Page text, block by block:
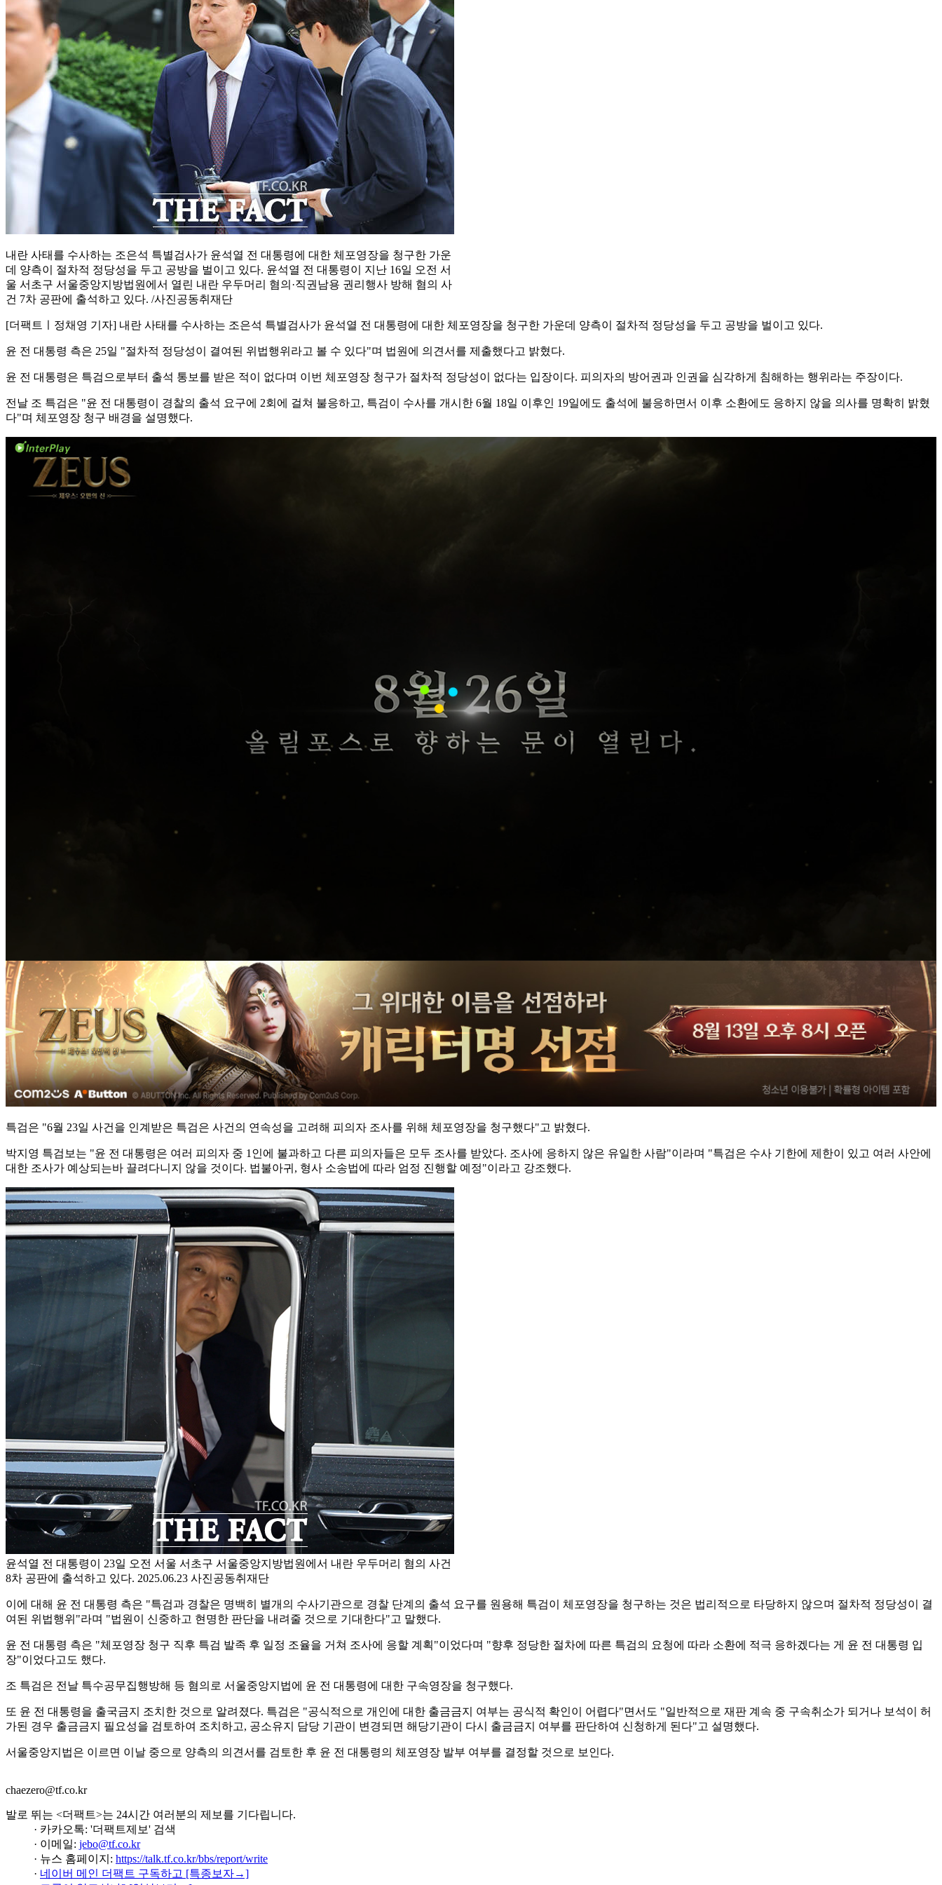
내란 사태를 수사하는 조은석 특별검사가 윤석열 전 대통령에 대한 체포영장을 청구한 가운
데 양측이 절차적 정당성을 두고 공방을 벌이고 있다. 윤석열 전 대통령이 지난 16일 오전 서
울 서초구 서울중앙지방법원에서 열린 내란 우두머리 혐의·직권남용 권리행사 방해 혐의 사
건 7차 공판에 출석하고 있다. /사진공동취재단
[더팩트ㅣ정채영 기자] 내란 사태를 수사하는 조은석 특별검사가 윤석열 전 대통령에 대한 체포영장을 청구한 가운데 양측이 절차적 정당성을 두고 공방을 벌이고 있다.
윤 전 대통령 측은 25일 "절차적 정당성이 결여된 위법행위라고 볼 수 있다"며 법원에 의견서를 제출했다고 밝혔다.
윤 전 대통령은 특검으로부터 출석 통보를 받은 적이 없다며 이번 체포영장 청구가 절차적 정당성이 없다는 입장이다. 피의자의 방어권과 인권을 심각하게 침해하는 행위라는 주장이다.
전날 조 특검은 "윤 전 대통령이 경찰의 출석 요구에 2회에 걸쳐 불응하고, 특검이 수사를 개시한 6월 18일 이후인 19일에도 출석에 불응하면서 이후 소환에도 응하지 않을 의사를 명확히 밝혔
다"며 체포영장 청구 배경을 설명했다.
특검은 "6월 23일 사건을 인계받은 특검은 사건의 연속성을 고려해 피의자 조사를 위해 체포영장을 청구했다"고 밝혔다.
박지영 특검보는 "윤 전 대통령은 여러 피의자 중 1인에 불과하고 다른 피의자들은 모두 조사를 받았다. 조사에 응하지 않은 유일한 사람"이라며 "특검은 수사 기한에 제한이 있고 여러 사안에
대한 조사가 예상되는바 끌려다니지 않을 것이다. 법불아귀, 형사 소송법에 따라 엄정 진행할 예정"이라고 강조했다.
윤석열 전 대통령이 23일 오전 서울 서초구 서울중앙지방법원에서 내란 우두머리 혐의 사건
8차 공판에 출석하고 있다. 2025.06.23 사진공동취재단
이에 대해 윤 전 대통령 측은 "특검과 경찰은 명백히 별개의 수사기관으로 경찰 단계의 출석 요구를 원용해 특검이 체포영장을 청구하는 것은 법리적으로 타당하지 않으며 절차적 정당성이 결
여된 위법행위"라며 "법원이 신중하고 현명한 판단을 내려줄 것으로 기대한다"고 말했다.
윤 전 대통령 측은 "체포영장 청구 직후 특검 발족 후 일정 조율을 거쳐 조사에 응할 계획"이었다며 "향후 정당한 절차에 따른 특검의 요청에 따라 소환에 적극 응하겠다는 게 윤 전 대통령 입
장"이었다고도 했다.
조 특검은 전날 특수공무집행방해 등 혐의로 서울중앙지법에 윤 전 대통령에 대한 구속영장을 청구했다.
또 윤 전 대통령을 출국금지 조치한 것으로 알려졌다. 특검은 "공식적으로 개인에 대한 출금금지 여부는 공식적 확인이 어렵다"면서도 "일반적으로 재판 계속 중 구속취소가 되거나 보석이 허
가된 경우 출금금지 필요성을 검토하여 조치하고, 공소유지 담당 기관이 변경되면 해당기관이 다시 출금금지 여부를 판단하여 신청하게 된다"고 설명했다.
서울중앙지법은 이르면 이날 중으로 양측의 의견서를 검토한 후 윤 전 대통령의 체포영장 발부 여부를 결정할 것으로 보인다.
chaezero@tf.co.kr
발로 뛰는 <더팩트>는 24시간 여러분의 제보를 기다립니다.
· 카카오톡: '더팩트제보' 검색
· 이메일: jebo@tf.co.kr
· 뉴스 홈페이지: https://talk.tf.co.kr/bbs/report/write
· 네이버 메인 더팩트 구독하고 [특종보자→]